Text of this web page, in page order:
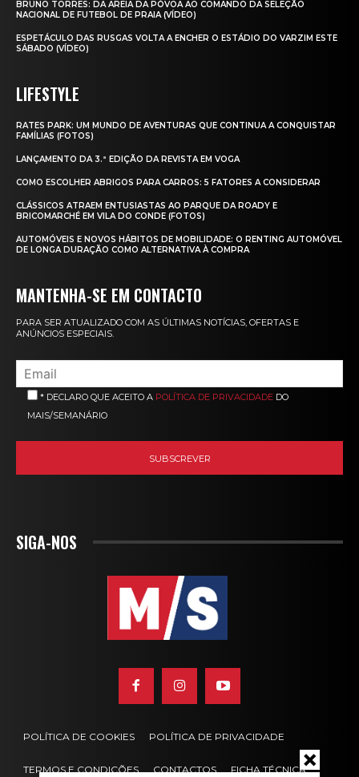
BRUNO TORRES: DA AREIA DA PÓVOA AO COMANDO DA SELEÇÃO
NACIONAL DE FUTEBOL DE PRAIA (VÍDEO)
ESPETÁCULO DAS RUSGAS VOLTA A ENCHER O ESTÁDIO DO VARZIM ESTE
SÁBADO (VÍDEO)
LIFESTYLE
RATES PARK: UM MUNDO DE AVENTURAS QUE CONTINUA A CONQUISTAR
FAMÍLIAS (FOTOS)
LANÇAMENTO DA 3.ª EDIÇÃO DA REVISTA EM VOGA
COMO ESCOLHER ABRIGOS PARA CARROS: 5 FATORES A CONSIDERAR
CLÁSSICOS ATRAEM ENTUSIASTAS AO PARQUE DA ROADY E
BRICOMARCHÉ EM VILA DO CONDE (FOTOS)
AUTOMÓVEIS E NOVOS HÁBITOS DE MOBILIDADE: O RENTING AUTOMÓVEL
DE LONGA DURAÇÃO COMO ALTERNATIVA À COMPRA
MANTENHA-SE EM CONTACTO
PARA SER ATUALIZADO COM AS ÚLTIMAS NOTÍCIAS, OFERTAS E
ANÚNCIOS ESPECIAIS.
* DECLARO QUE ACEITO A POLÍTICA DE PRIVACIDADE DO
MAIS/SEMANÁRIO
SIGA-NOS
POLÍTICA DE COOKIES POLÍTICA DE PRIVACIDADE
TERMOS E CONDIÇÕES CONTACTOS FICHA TÉCNICA